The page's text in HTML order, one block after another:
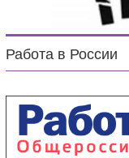
Работа в России